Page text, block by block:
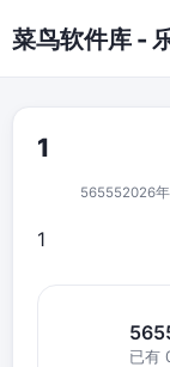
1
565552026
1
已有